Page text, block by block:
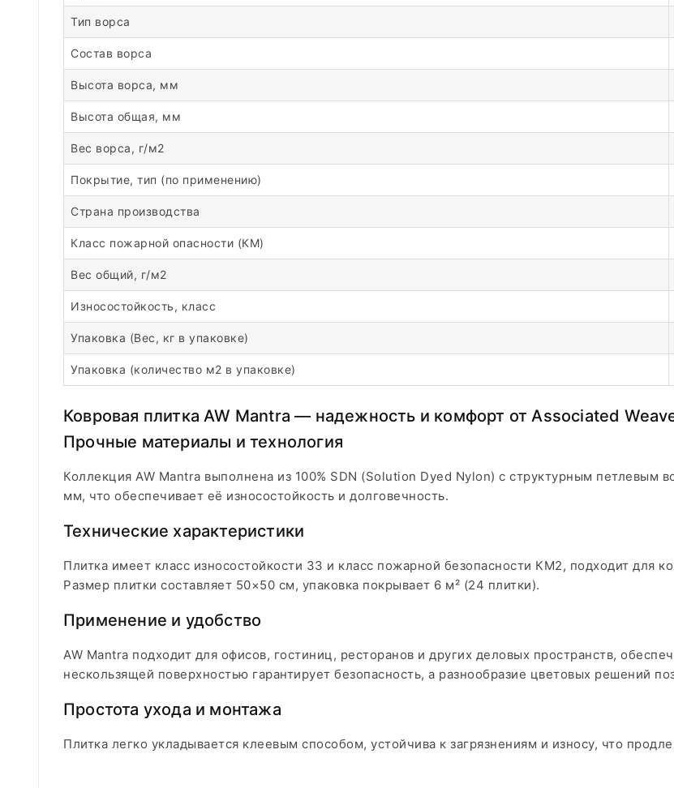
Тип ворса
Состав ворса
Высота ворса, мм
Высота общая, мм
Вес ворса, г/м2
Покрытие, тип (по применению)
Страна производства
Класс пожарной опасности (КМ)
Вес общий, г/м2
Износостойкость, класс
Упаковка (Вес, кг в упаковке)
Упаковка (количество м2 в упаковке)
Ковровая плитка AW Mantra — надежность и комфорт от Associated
Прочные материалы и технология
Коллекция AW Mantra выполнена из 100% SDN (Solution Dyed Nylon) с структурным
мм, что обеспечивает её износостойкость и долговечность.
Технические характеристики
Плитка имеет класс износостойкости 33 и класс пожарной безопасности КМ2, подходит для
Размер плитки составляет 50×50 см, упаковка покрывает 6 м² (24 плитки).
Применение и удобство
AW Mantra подходит для офисов, гостиниц, ресторанов и других деловых пространств,
нескользящей поверхностью гарантирует безопасность, а разнообразие цветовых решений
Простота ухода и монтажа
Плитка легко укладывается клеевым способом, устойчива к загрязнениям и износу, что